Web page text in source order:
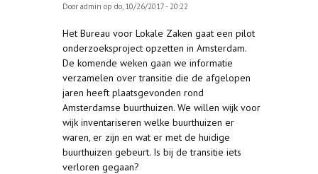
Door admin op do, 10/26/2017 - 20:22
Het Bureau voor Lokale Zaken gaat een pilot
onderzoeksproject opzetten in Amsterdam.
De komende weken gaan we informatie
verzamelen over transitie die de afgelopen
jaren heeft plaatsgevonden rond
Amsterdamse buurthuizen. We willen wijk voor
wijk inventariseren welke buurthuizen er
waren, er zijn en wat er met de huidige
buurthuizen gebeurt. Is bij de transitie iets
verloren gegaan?